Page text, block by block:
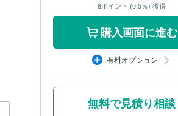
8ポイント (0.5％) 獲得
購入画面に進む
有料オプション
無料で見積り相談